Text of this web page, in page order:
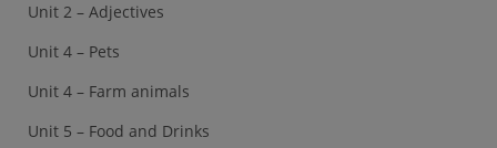
Unit 2 – Adjectives
Unit 4 – Pets
Unit 4 – Farm animals
Unit 5 – Food and Drinks